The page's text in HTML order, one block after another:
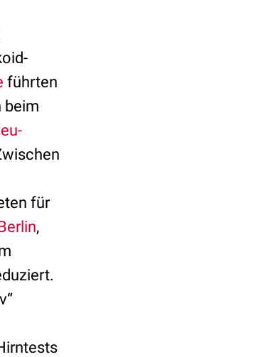
führten
beim
für
,